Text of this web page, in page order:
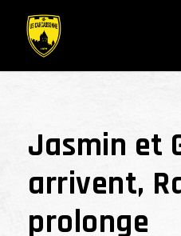
Jasmin et
arrivent,
prolonge